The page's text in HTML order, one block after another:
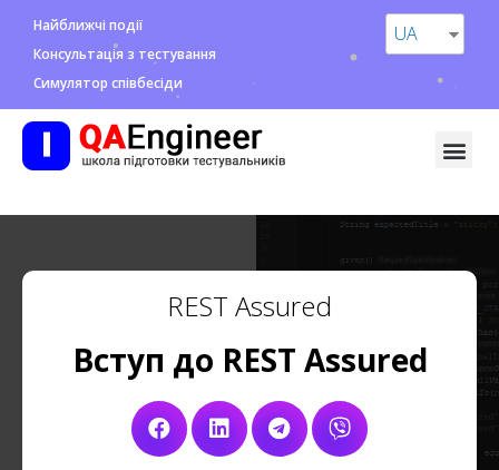
Найближчі події
Консультація з тестування
Симулятор співбесіди
UA
REST Assured
Вступ до REST Assured